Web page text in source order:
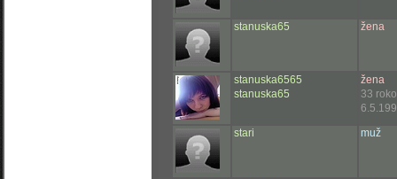
stanuska65 žena
stanuska6565
stanuska65
žena
33
stari
muž